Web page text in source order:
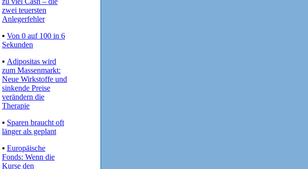
zwei teuersten
Anlegerfehler
▪ Von 0 auf 100 in 6
Sekunden
▪ Adipositas wird
zum Massenmarkt:
Neue Wirkstoffe und
sinkende Preise
verändern die
Therapie
▪ Sparen braucht oft
länger als geplant
▪ Europäische
Fonds: Wenn die
Kurse den